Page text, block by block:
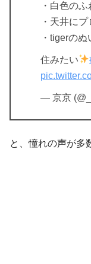
・白色の
・天井に
・tigerの
住みたい
— 京京
と、憧れの声が多